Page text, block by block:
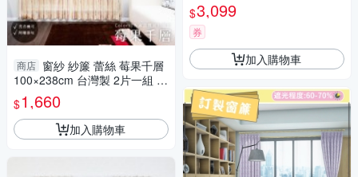
商店 窗紗 紗簾 蕾絲 莓果千層
100×238cm 台灣製 2片一組 可
水洗 落地窗 兩倍抓皺
$1,660
加入購物車
5cm以內*2片/台灣製MIT
$3,099
券
加入購物車